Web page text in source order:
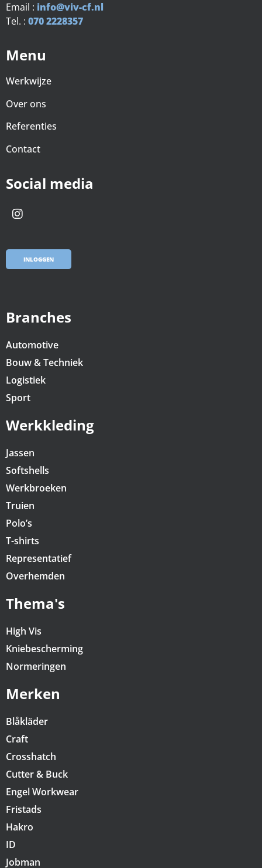
Email : info@viv-cf.nl
Tel. : 070 2228357
Menu
Werkwijze
Over ons
Referenties
Contact
Social media
INLOGGEN
Branches
Automotive
Bouw & Techniek
Logistiek
Sport
Werkkleding
Jassen
Softshells
Werkbroeken
Truien
Polo’s
T-shirts
Representatief
Overhemden
Thema's
High Vis
Kniebescherming
Normeringen
Merken
Blåkläder
Craft
Crosshatch
Cutter & Buck
Engel Workwear
Fristads
Hakro
ID
Jobman